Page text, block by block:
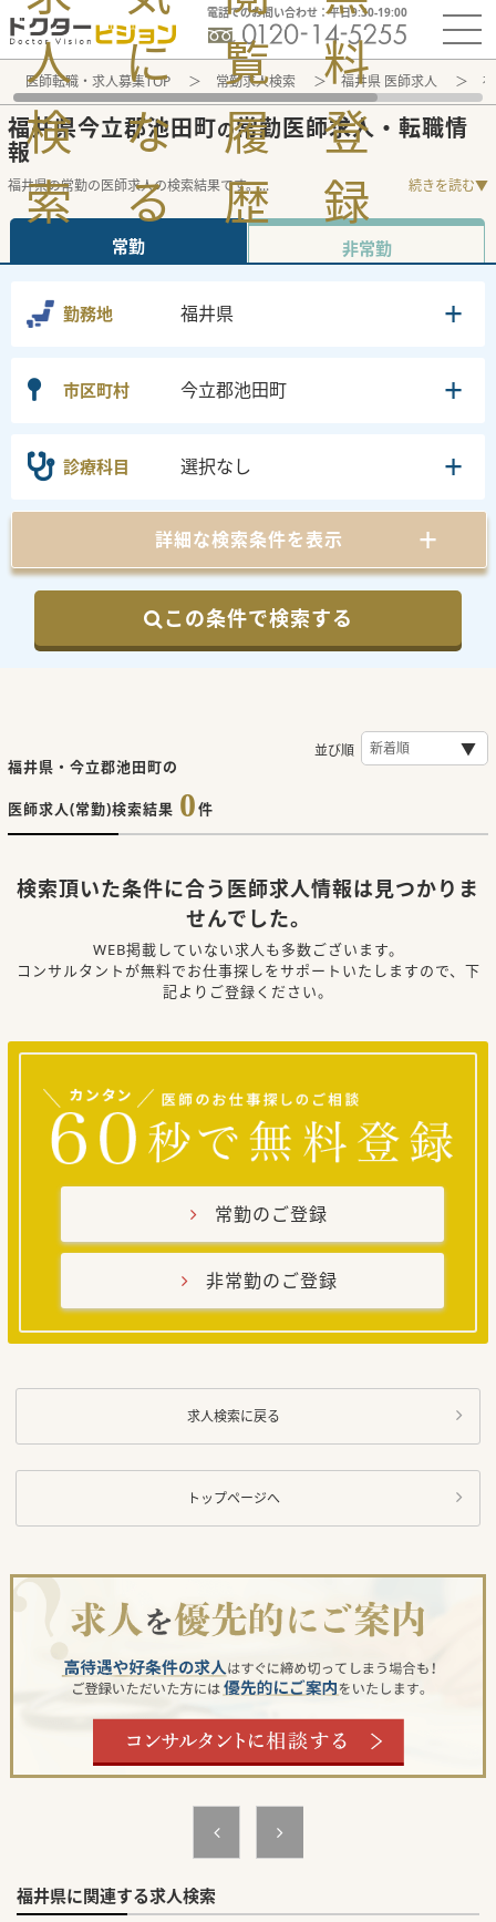
電話でのお問い合わせ：平日9:30-19:00
人
検
索
に
な
る
覧
履
歴
料
登
録
医師転職・求人募集TOP 常勤求人検索 福井県 医師求人
福井県今立郡池田町の常勤医師求人・転職情
報
福井県の常勤の医師求人の検索結果です。... 続きを読む▼
常勤 非常勤
勤務地 福井県
市区町村 今立郡池田町
診療科目 選択なし
詳細な検索条件を表示
この条件で検索する
福井県・今立郡池田町の
医師求人(常勤)検索結果 0件
並び順
検索頂いた条件に合う医師求人情報は見つかりま
せんでした。
WEB掲載していない求人も多数ございます。
コンサルタントが無料でお仕事探しをサポートいたしますので、下
記よりご登録ください。
常勤のご登録
非常勤のご登録
求人検索に戻る
トップページへ
福井県に関連する求人検索